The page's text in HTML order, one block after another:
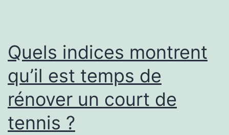
?
Quels indices montrent
qu’il est temps de
rénover un court de
tennis ?